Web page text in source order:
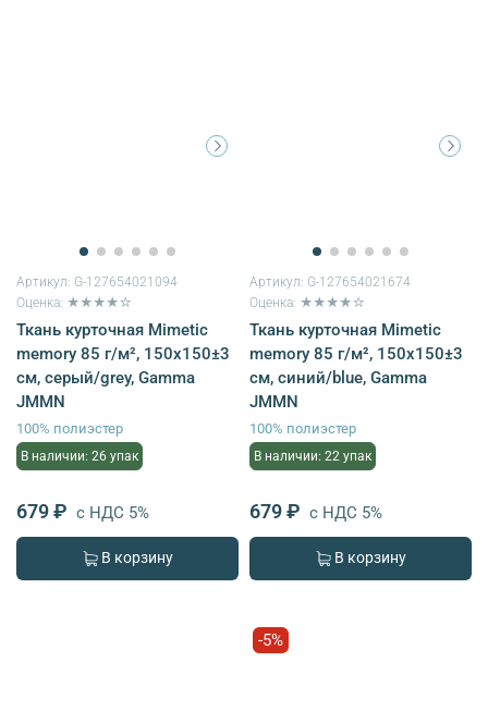
Артикул: G-127654021094
Оценка: ★★★★☆
Ткань курточная Mimetic
memory 85 г/м², 150х150±3
см, серый/grey, Gamma
JMMN
100% полиэстер
В наличии: 26 упак
679 ₽ с НДС 5%
В корзину
Артикул: G-127654021674
Оценка: ★★★★☆
Ткань курточная Mimetic
memory 85 г/м², 150х150±3
см, синий/blue, Gamma
JMMN
100% полиэстер
В наличии: 22 упак
679 ₽ с НДС 5%
В корзину
-5%